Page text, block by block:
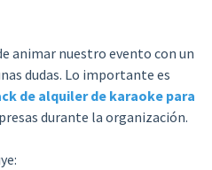
animar nuestro evento con un
dudas. Lo importante es
de alquiler de karaoke para
durante la organización.